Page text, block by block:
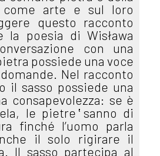
come arte e sul loro
questo racconto
poesia di Wisława
con una
possiede una voce
Nel racconto
il sasso possiede una
consapevolezza: se è
le pietre ̔sanno di
finché l’uomo parla
il solo rigirare il
Il sasso partecipa al